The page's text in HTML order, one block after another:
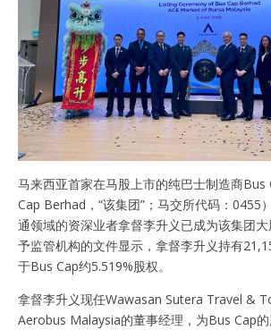
马来西亚首家在马股上市的纯巴士制造商Bus
Cap Berhad，“该集团”；马交所代码：0455
通领域的资深业者拿督李升义已成为该集团
予监管机构的文件显示，拿督李升义持有
于Bus Cap约5.519%股权。
拿督李升义现任Wawasan Sutera Travel &
Aerobus Malaysia的董事经理，为Bus Cap